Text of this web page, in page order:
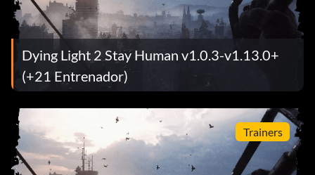
Dying Light 2 Stay Human v1.0.3-v1.13.0+
(+21 Entrenador)
Trainers